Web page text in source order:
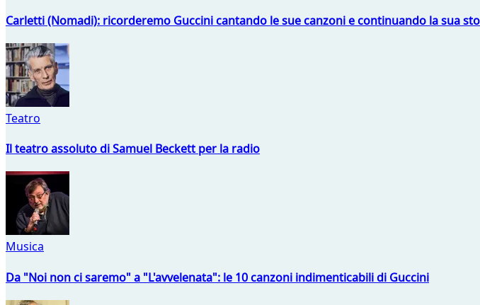
Carletti (Nomadi): ricorderemo Guccini cantando le sue canzoni e continuando la sua
Teatro
Il teatro assoluto di Samuel Beckett per la radio
Musica
Da "Noi non ci saremo" a "L'avvelenata": le 10 canzoni indimenticabili di Guccini